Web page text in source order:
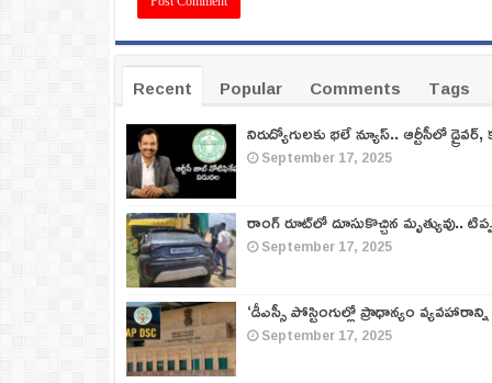
Recent Popular Comments
Tags
నిరుద్యోగులకు భలే న్యూస్.. ఆర్టీసీలో
September 17, 2025
రాంగ్ రూట్‌లో దూసుకొచ్చిన మృత్యువు..
September 17, 2025
‘డీఎస్సీ పోస్టింగుల్లో ప్రాధాన్యం
September 17, 2025